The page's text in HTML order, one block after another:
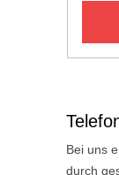
Bei uns
durch